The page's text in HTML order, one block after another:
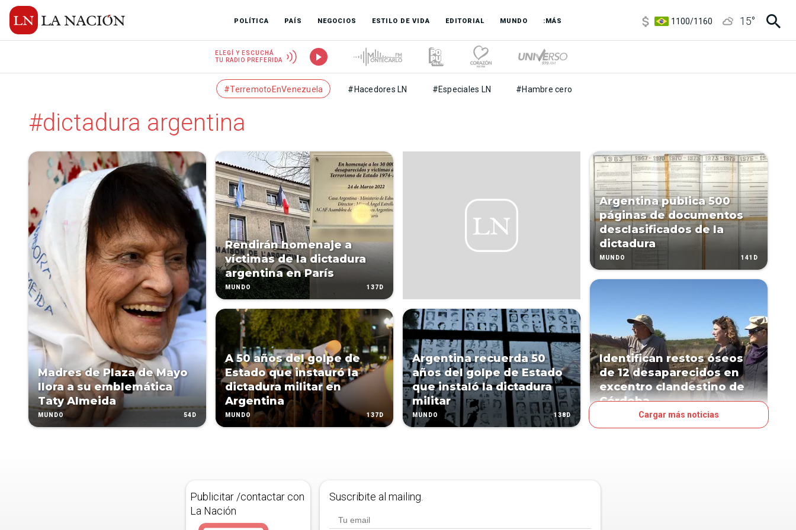
POLÍTICA PAÍS NEGOCIOS ESTILO DE VIDA EDITORIAL MUNDO :MÁS
1100/1160
15°
ELEGÍ Y ESCUCHÁ
TU RADIO PREFERIDA
#TerremotoEnVenezuela #Hacedores LN #Especiales LN #Hambre cero
#dictadura argentina
Madres de Plaza de Mayo
llora a su emblemática
Taty Almeida
MUNDO 54D
Rendirán homenaje a
víctimas de la dictadura
argentina en París
MUNDO 137D
A 50 años del golpe de
Estado que instauró la
dictadura militar en
Argentina
MUNDO 137D
Argentina recuerda 50
años del golpe de Estado
que instaló la dictadura
militar
MUNDO 138D
Argentina publica 500
páginas de documentos
desclasificados de la
dictadura
MUNDO 141D
Identifican restos óseos
de 12 desaparecidos en
excentro clandestino de
Córdoba
Cargar más noticias
Publicitar /contactar con
La Nación
Suscribite al mailing.